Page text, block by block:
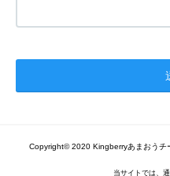
Copyright© 2020 Kingberryあまおう
当サイトでは、